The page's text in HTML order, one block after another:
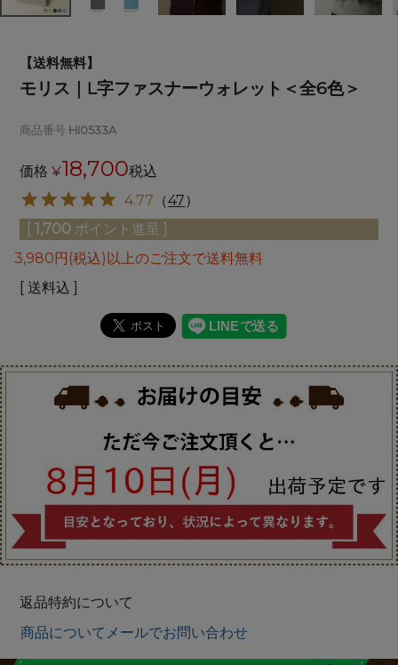
【送料無料】
モリス｜L字ファスナーウォレット＜全6色＞
商品番号 HI0533A
価格 ¥18,700税込
4.77 （47）
[ 1,700 ポイント進呈 ]
3,980円(税込)以上のご注文で送料無料
送料込
返品特約について
商品についてメールでお問い合わせ